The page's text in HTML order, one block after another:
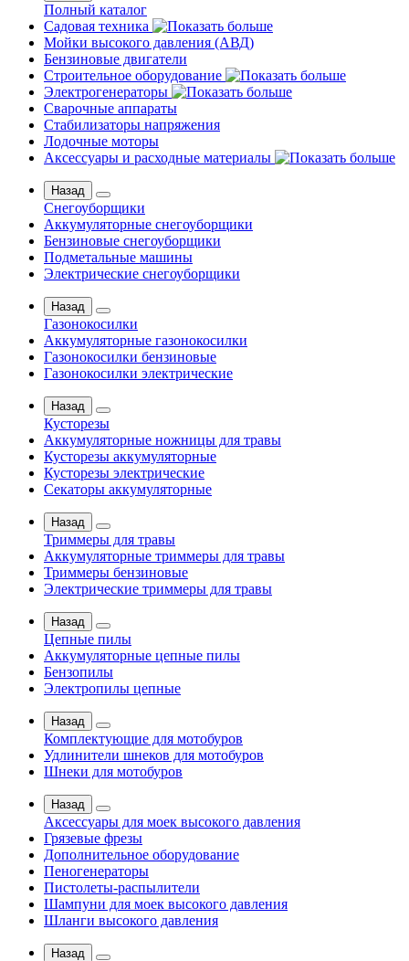
Полный каталог
Садовая техника
Мойки высокого давления (АВД)
Бензиновые двигатели
Строительное оборудование
Электрогенераторы
Сварочные аппараты
Стабилизаторы напряжения
Лодочные моторы
Аксессуары и расходные материалы
Назад
Снегоуборщики
Аккумуляторные снегоуборщики
Бензиновые снегоуборщики
Подметальные машины
Электрические снегоуборщики
Назад
Газонокосилки
Аккумуляторные газонокосилки
Газонокосилки бензиновые
Газонокосилки электрические
Назад
Кусторезы
Аккумуляторные ножницы для травы
Кусторезы аккумуляторные
Кусторезы электрические
Секаторы аккумуляторные
Назад
Триммеры для травы
Аккумуляторные триммеры для травы
Триммеры бензиновые
Электрические триммеры для травы
Назад
Цепные пилы
Аккумуляторные цепные пилы
Бензопилы
Электропилы цепные
Назад
Комплектующие для мотобуров
Удлинители шнеков для мотобуров
Шнеки для мотобуров
Назад
Аксессуары для моек высокого давления
Грязевые фрезы
Дополнительное оборудование
Пеногенераторы
Пистолеты-распылители
Шампуни для моек высокого давления
Шланги высокого давления
Назад